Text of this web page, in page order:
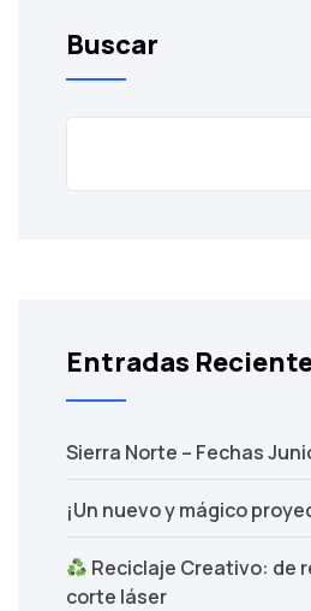
Buscar
Entradas
Sierra Norte – Fechas
¡Un nuevo y mágico
Reciclaje Creativo: de
corte láser